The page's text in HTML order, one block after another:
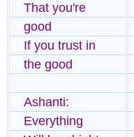
That you're
good
If you trust in
the good
Ashanti:
Everything